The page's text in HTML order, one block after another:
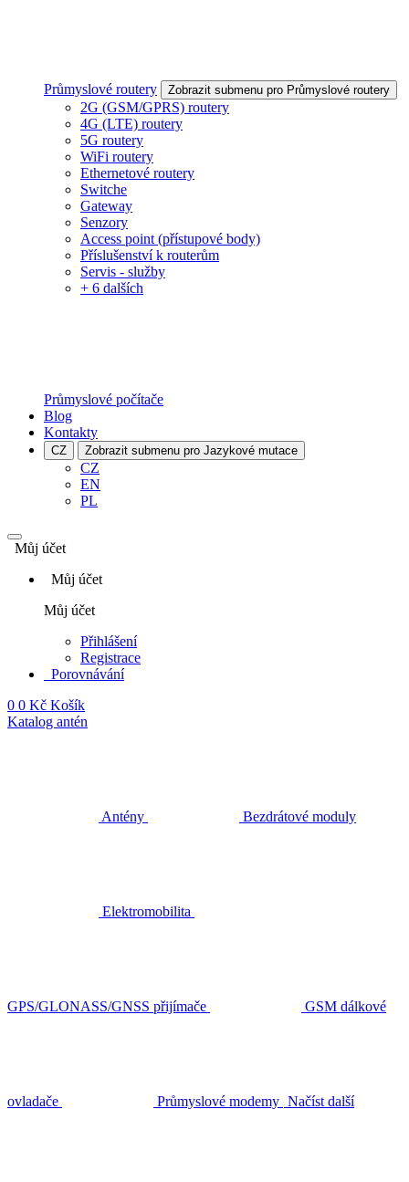
Průmyslové routery Zobrazit submenu pro Průmyslové routery
2G (GSM/GPRS) routery
4G (LTE) routery
5G routery
WiFi routery
Ethernetové routery
Switche
Gateway
Senzory
Access point (přístupové body)
Příslušenství k routerům
Servis - služby
+ 6 dalších
Průmyslové počítače
Blog
Kontakty
CZ Zobrazit submenu pro Jazykové mutace
CZ
EN
PL
Můj účet
Můj účet
Můj účet
Přihlášení
Registrace
Porovnávání
0 0 Kč Košík
Katalog antén
Antény Bezdrátové moduly
Elektromobilita
GPS/GLONASS/GNSS přijímače GSM dálkové
ovladače Průmyslové modemy Načíst další